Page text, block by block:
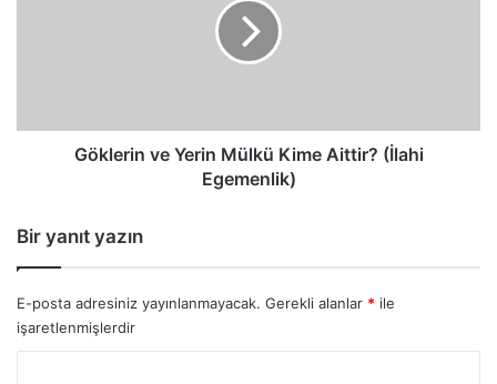
Göklerin ve Yerin Mülkü Kime Aittir? (İlahi
Egemenlik)
Bir yanıt yazın
E-posta adresiniz yayınlanmayacak. Gerekli alanlar * ile
işaretlenmişlerdir